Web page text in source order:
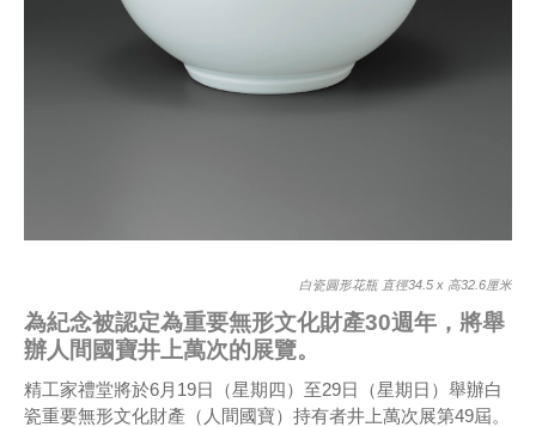
白瓷圓形花瓶 直徑34.5 x 高32.6厘米
為紀念被認定為重要無形文化財產30週年，將舉
辦人間國寶井上萬次的展覽。
精工家禮堂將於6月19日（星期四）至29日（星期日）舉辦白
瓷重要無形文化財產（人間國寶）持有者井上萬次展第49屆。